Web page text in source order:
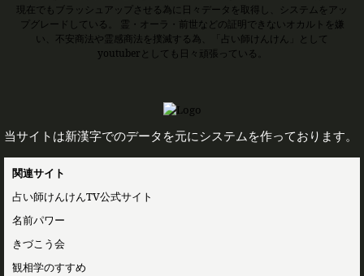
現在でもブラッシュアップさせる為に日々データを取得し、システムをアッ
プグレードしている。 霊・オーラ・前世などの証明できないオカルトを嫌
い、不安商法や霊感商法を撲滅する為、「占い師けんけん」として
youtuberとしても日々頑張っている。
当サイトは新漢字でのデータを元にシステムを作っております。
関連サイト
占い師けんけんTV公式サイト
名前パワー
きづこう会
観相学のすすめ